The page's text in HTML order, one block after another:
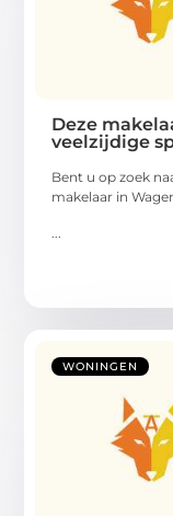
Deze
veelzijdige
Bent u op zoek
makelaar in
WONINGEN